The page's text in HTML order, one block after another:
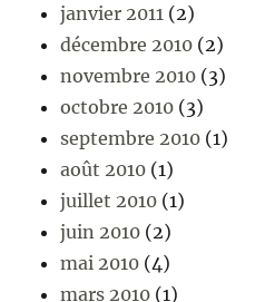
janvier 2011 (2)
décembre 2010 (2)
novembre 2010 (3)
octobre 2010 (3)
septembre 2010 (1)
août 2010 (1)
juillet 2010 (1)
juin 2010 (2)
mai 2010 (4)
mars 2010 (1)